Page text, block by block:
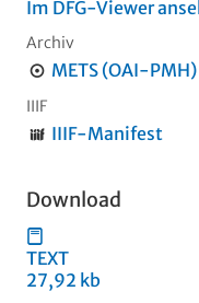
Im DFG-Viewer
Archiv
METS (OAI-PMH)
IIIF
IIIF-Manifest
Download
TEXT
27,92 kb